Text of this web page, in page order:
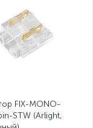
FIX-MONO-
STW (Arlight,